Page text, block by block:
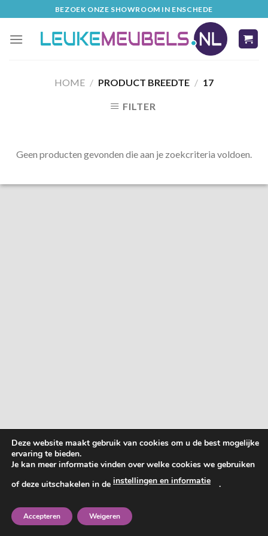
to
content
BEZOEK ONZE SHOWROOM IN ENSCHEDE
HOME / PRODUCT BREEDTE / 17
FILTER
Geen producten gevonden die aan je zoekcriteria voldoen.
Deze website maakt gebruik van cookies om u de best mogelijke
ervaring te bieden.
Je kan meer informatie vinden over welke cookies we gebruiken
of deze uitschakelen in de instellingen en informatie .
Accepteren Weigeren